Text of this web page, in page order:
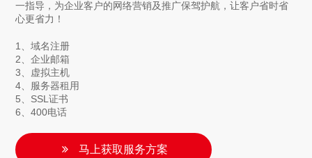
一指导，为企业客户的网络营销及推广保驾护航，让客户省时省
心更省力！
1、域名注册
2、企业邮箱
3、虚拟主机
4、服务器租用
5、SSL证书
6、400电话
马上获取服务方案